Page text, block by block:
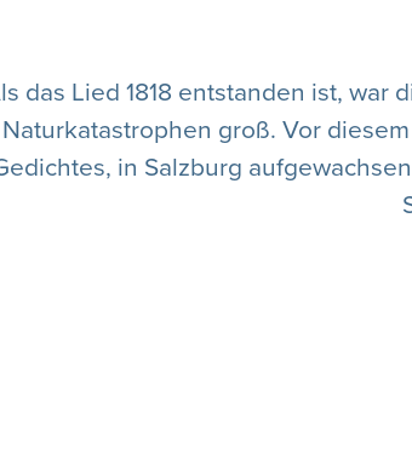
das Lied 1818 entstanden ist,
Naturkatastrophen groß. Vor
in Salzburg